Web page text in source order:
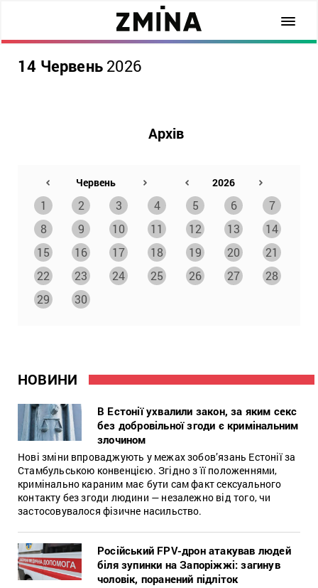
14 Червень 2026
НОВИНИ
В Естонії ухвалили закон, за яким секс
без добровільної згоди є кримінальним
злочином
Нові зміни впроваджують у межах зобов’язань Естонії за
Стамбульською конвенцією. Згідно з її положеннями,
кримінально караним має бути сам факт сексуального
контакту без згоди людини — незалежно від того, чи
застосовувалося фізичне насильство.
Російський FPV-дрон атакував людей
біля зупинки на Запоріжжі: загинув
чоловік, поранений підліток
Архів
1 2 3 4 5 6
7
8
9 10 11 12 13
14
15
16 17 18 19 20
21
22
23 24 25 26 27
28
29
30